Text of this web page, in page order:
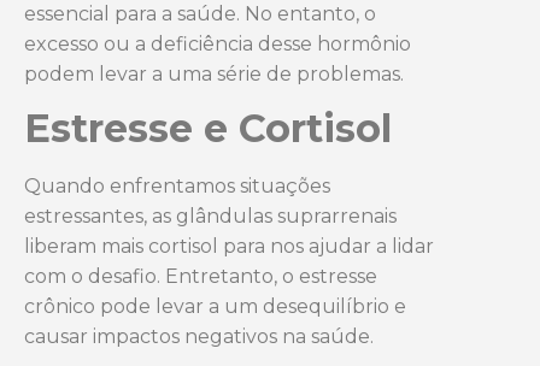
essencial para a saúde. No entanto, o
excesso ou a deficiência desse hormônio
podem levar a uma série de problemas.
Estresse e Cortisol
Quando enfrentamos situações
estressantes, as glândulas suprarrenais
liberam mais cortisol para nos ajudar a lidar
com o desafio. Entretanto, o estresse
crônico pode levar a um desequilíbrio e
causar impactos negativos na saúde.